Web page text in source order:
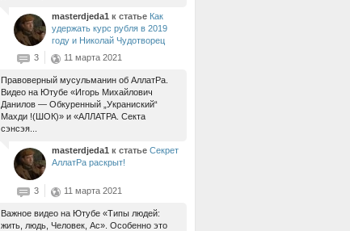
masterdjeda1 к статье Как
удержать курс рубля в 2019
году и Николай Чудотворец
3
11 марта 2021
Правоверный мусульманин об АллатРа.
Видео на Ютубе «Игорь Михайлович
Данилов — Обкуренный „Украниский“
Махди !(ШОК)» и «АЛЛАТРА. Секта
сэнсэя...
masterdjeda1 к статье Секрет
АллатРа раскрыт!
3 11 марта 2021
Важное видео на Ютубе «Типы людей:
жить, людь, Человек, Ас». Особенно это